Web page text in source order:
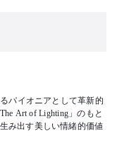
パイオニアとして革新的
Art of Lighting」のもと
み出す美しい情緒的価値